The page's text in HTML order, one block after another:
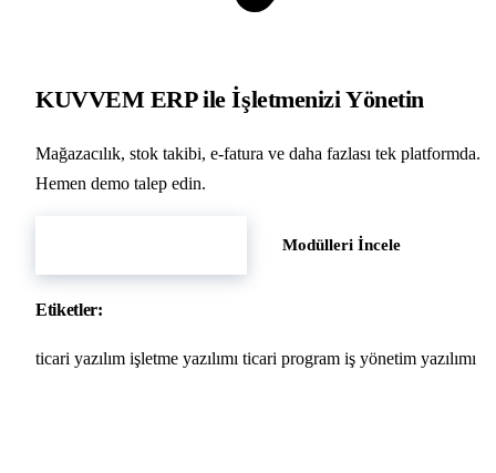
KUVVEM ERP ile İşletmenizi Yönetin
Mağazacılık, stok takibi, e-fatura ve daha fazlası tek platformda.
Hemen demo talep edin.
Modülleri İncele
Etiketler:
ticari yazılım işletme yazılımı ticari program iş yönetim yazılımı